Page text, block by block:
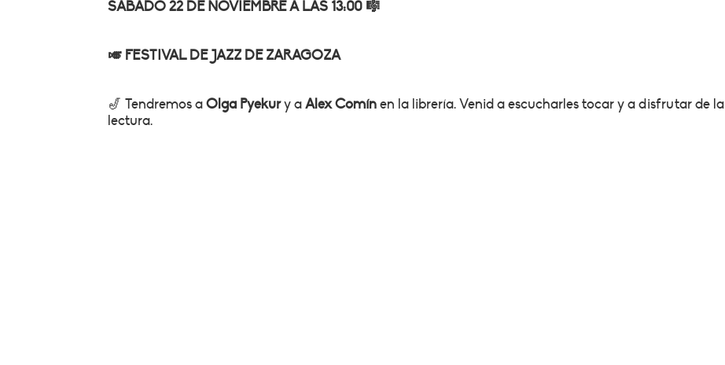
SÁBADO 22 DE NOVIEMBRE A LAS 13:00 🎼
🎺 FESTIVAL DE JAZZ DE ZARAGOZA
🎷 Tendremos aOlga Pyekury aAlex Comínen la librería. Venid a escucharles tocar y a disfrutar de la
lectura.